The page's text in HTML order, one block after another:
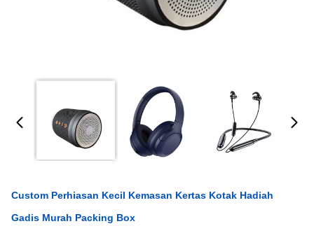
Custom Perhiasan Kecil Kemasan Kertas Kotak Hadiah
Gadis Murah Packing Box